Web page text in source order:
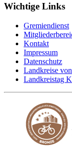
Wichtige Links
Gremiendienst
Kontakt
Impressum
Datenschutz
Landkreise
Landkreistag